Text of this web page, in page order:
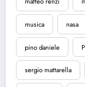
musica nasa
pino daniele
sergio mattarella